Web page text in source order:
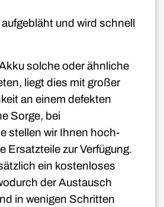
und wird schnell
solche oder ähnliche
liegt dies mit großer
an einem defekten
Sorge, bei
stellen wir Ihnen hoch-
Ersatzteile zur Verfügung.
ein kostenloses
der Austausch
in wenigen Schritten